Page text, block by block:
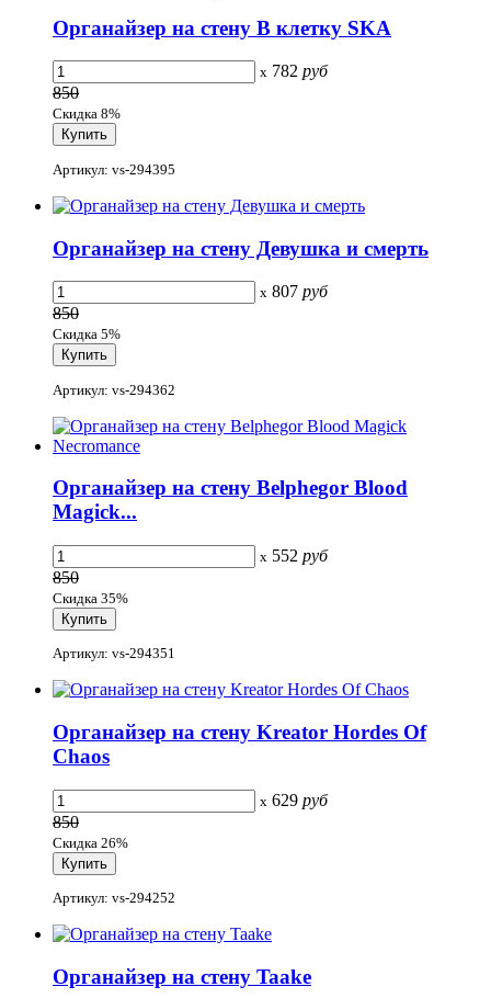
Органайзер на стену В клетку SKA
x 782 руб
850
Скидка 8%
Артикул: vs-294395
Органайзер на стену Девушка и смерть
x 807 руб
850
Скидка 5%
Артикул: vs-294362
Органайзер на стену Belphegor Blood
Magick...
x 552 руб
850
Скидка 35%
Артикул: vs-294351
Органайзер на стену Kreator Hordes Of
Chaos
x 629 руб
850
Скидка 26%
Артикул: vs-294252
Органайзер на стену Taake